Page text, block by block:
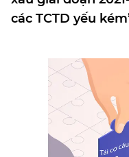
các TCTD yếu